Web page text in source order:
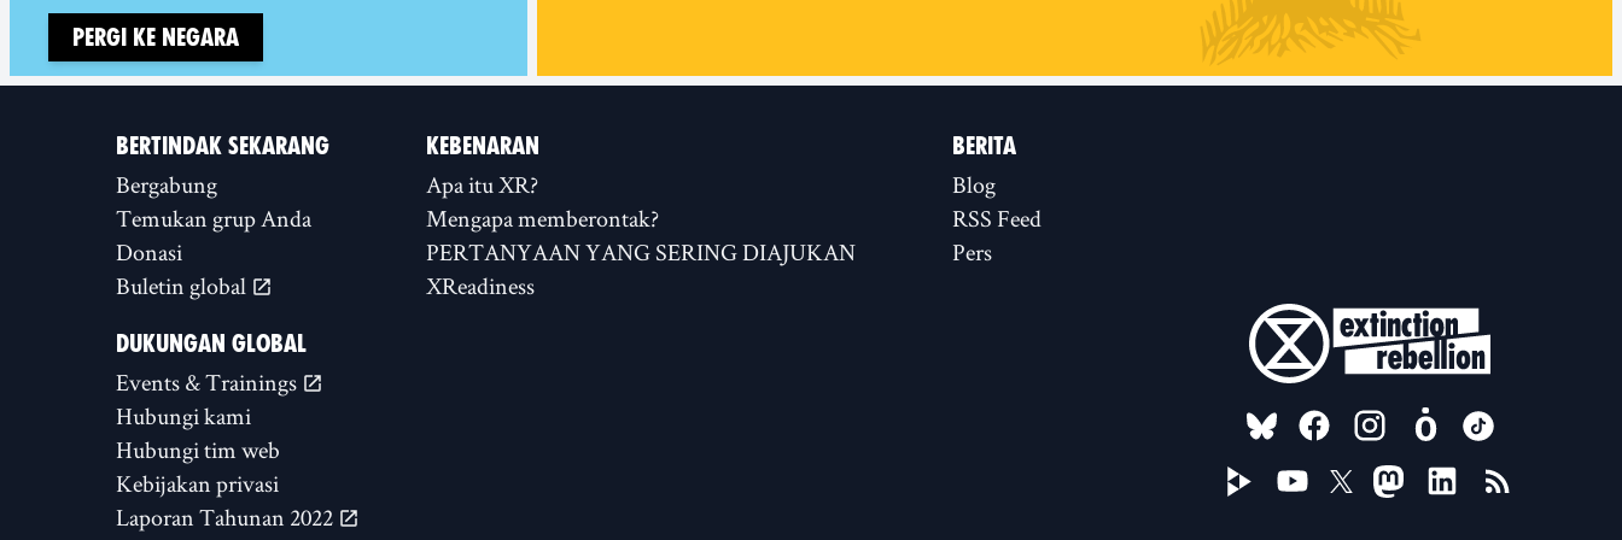
Pergi ke negara
BERTINDAK SEKARANG
Bergabung
Temukan grup Anda
Donasi
Buletin global
KEBENARAN
Apa itu XR?
Mengapa memberontak?
PERTANYAAN YANG SERING DIAJUKAN
XReadiness
BERITA
Blog
RSS Feed
Pers
DUKUNGAN GLOBAL
Events & Trainings
Hubungi kami
Hubungi tim web
Kebijakan privasi
Laporan Tahunan 2022
FOLLOW US ON